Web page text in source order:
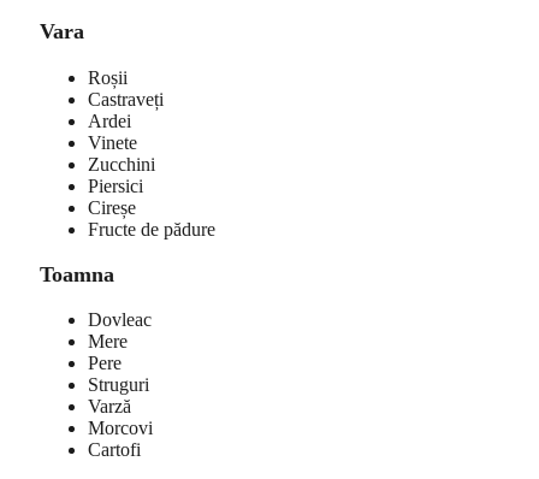
Vara
Roșii
Castraveți
Ardei
Vinete
Zucchini
Piersici
Cireșe
Fructe de pădure
Toamna
Dovleac
Mere
Pere
Struguri
Varză
Morcovi
Cartofi